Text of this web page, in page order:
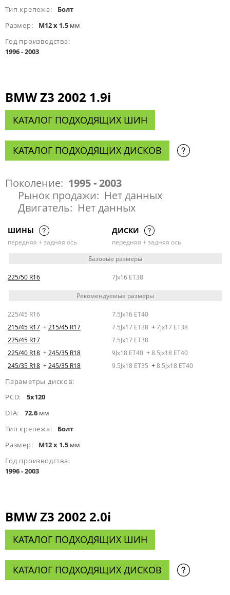
Тип крепежа:
Болт
Размер:
M12 x 1.5 мм
Год производства:
1996 - 2003
BMW Z3 2002 1.9i
КАТАЛОГ ПОДХОДЯЩИХ ШИН
КАТАЛОГ ПОДХОДЯЩИХ ДИСКОВ
Поколение: 1995 - 2003
Рынок продажи: Нет данных
Двигатель: Нет данных
ШИНЫ
передняя + задняя ось
ДИСКИ
передняя + задняя ось
Базовые размеры
225/50 R16 7Jx16 ET38
Рекомендуемые размеры
225/45 R16
7.5Jx16 ET40
215/45 R17 +215/45 R17 7.5Jx17 ET38 +7Jx17 ET38
225/45 R17
7.5Jx17 ET38
225/40 R18 +245/35 R18 9Jx18 ET40 +8.5Jx18 ET40
245/35 R18 +245/35 R18 9.5Jx18 ET35 +8.5Jx18 ET40
Параметры дисков:
PCD:
5x120
DIA:
72.6 мм
Тип крепежа:
Болт
Размер:
M12 x 1.5 мм
Год производства:
1996 - 2003
BMW Z3 2002 2.0i
КАТАЛОГ ПОДХОДЯЩИХ ШИН
КАТАЛОГ ПОДХОДЯЩИХ ДИСКОВ